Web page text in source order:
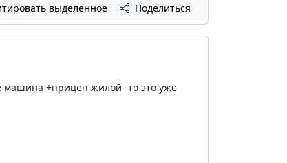
выделенное Поделиться
машина +прицеп жилой- то это уже